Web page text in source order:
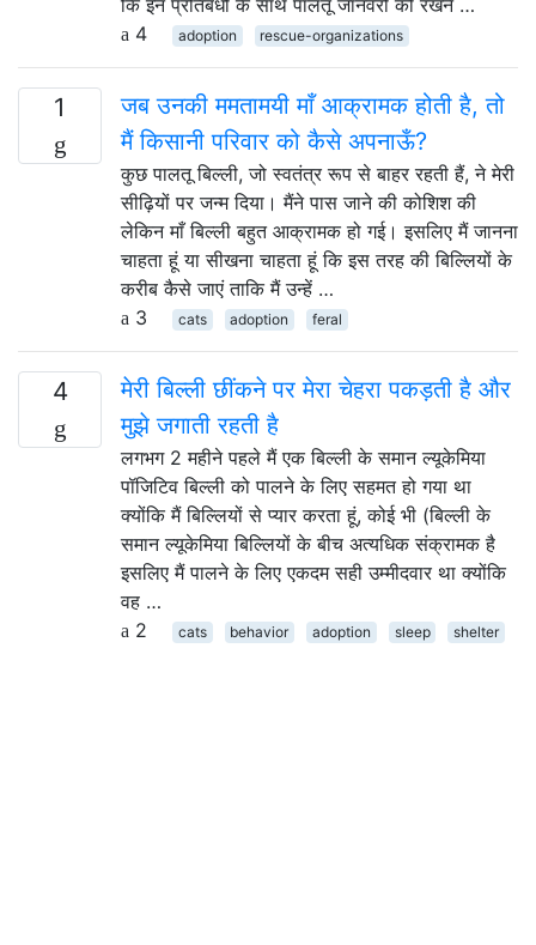
4
adoption rescue-organizations
1
जब उनकी ममतामयी माँ आक्रामक होती है, तो
मैं किसानी परिवार को कैसे अपनाऊँ?
कुछ पालतू बिल्ली, जो स्वतंत्र रूप से बाहर रहती हैं, ने मेरी
सीढ़ियों पर जन्म दिया। मैंने पास जाने की कोशिश की
लेकिन माँ बिल्ली बहुत आक्रामक हो गई। इसलिए मैं जानना
चाहता हूं या सीखना चाहता हूं कि इस तरह की बिल्लियों के
करीब कैसे जाएं ताकि मैं उन्हें …
3
cats adoption feral
4
मेरी बिल्ली छींकने पर मेरा चेहरा पकड़ती है और
मुझे जगाती रहती है
लगभग 2 महीने पहले मैं एक बिल्ली के समान ल्यूकेमिया
पॉजिटिव बिल्ली को पालने के लिए सहमत हो गया था
क्योंकि मैं बिल्लियों से प्यार करता हूं, कोई भी (बिल्ली के
समान ल्यूकेमिया बिल्लियों के बीच अत्यधिक संक्रामक है
इसलिए मैं पालने के लिए एकदम सही उम्मीदवार था क्योंकि
वह …
2
cats behavior adoption sleep shelter